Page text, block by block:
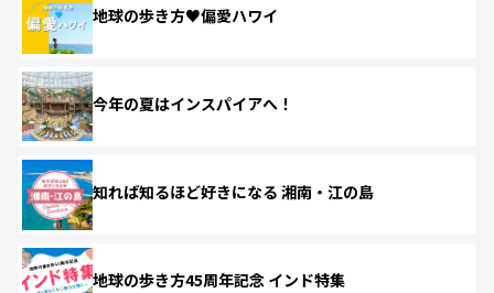
地球の歩き方♥偏愛ハワイ
今年の夏はインスパイアへ！
知れば知るほど好きになる 湘南・江の島
地球の歩き方45周年記念 インド特集